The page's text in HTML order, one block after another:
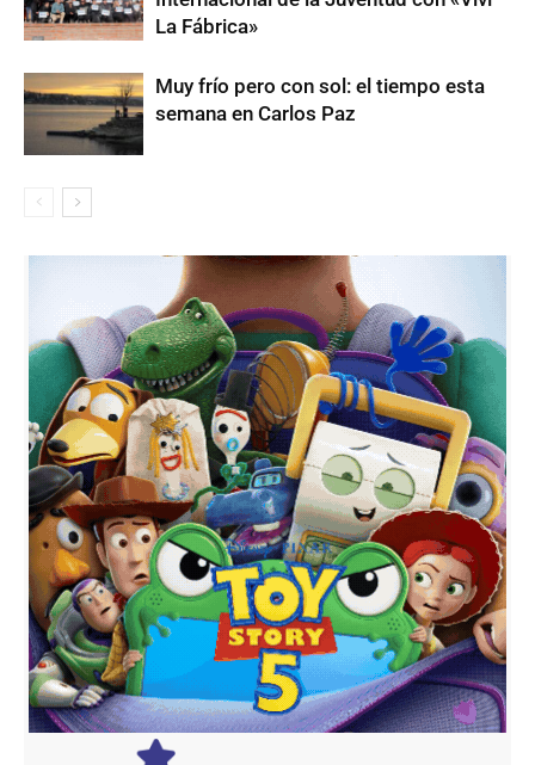
La Fábrica»
Muy frío pero con sol: el tiempo esta
semana en Carlos Paz